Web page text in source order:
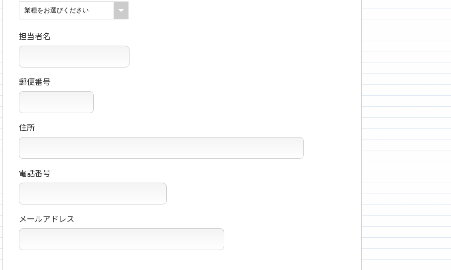
担当者名
郵便番号
住所
電話番号
メールアドレス